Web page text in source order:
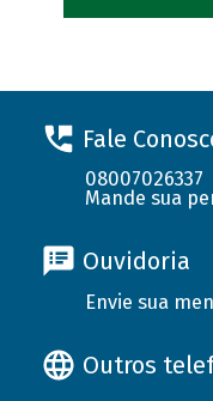
Fale
08007026337
Mande sua
Ouvidoria
Envie sua
Outros